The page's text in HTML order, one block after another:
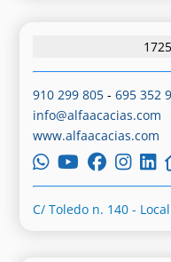
910 299 805 -695 352
info@alfaacacias.com
www.alfaacacias.com
C/ Toledo n. 140 -